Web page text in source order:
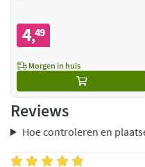
4,49
Morgen in huis
Reviews
Hoe controleren en